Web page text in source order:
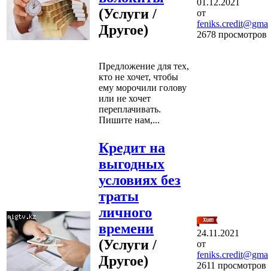
(Услуги /
Другое)
Предложение для тех,
кто не хочет, чтобы
ему морочили голову
или не хочет
переплачивать.
Пишите нам,...
от
2678 просмотров
Кредит на
выгодных
условиях без
траты
личного
времени
(Услуги /
Другое)
24.11.2021
от
2611 просмотров